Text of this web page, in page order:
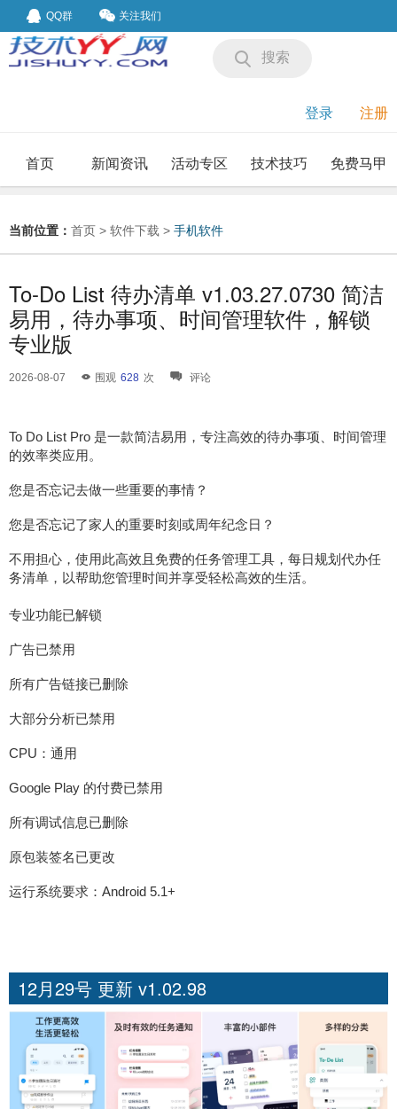
QQ群 关注我们
搜索
登录 注册
首页 新闻资讯 活动专区 技术技巧 免费马甲
当前位置： 首页 > 软件下载 > 手机软件
To-Do List 待办清单 v1.03.27.0730 简洁
易用，待办事项、时间管理软件，解锁
专业版
2026-08-07 围观 628 次 评论
To Do List Pro 是一款简洁易用，专注高效的待办事项、时间管理
的效率类应用。
您是否忘记去做一些重要的事情？
您是否忘记了家人的重要时刻或周年纪念日？
不用担心，使用此高效且免费的任务管理工具，每日规划代办任
务清单，以帮助您管理时间并享受轻松高效的生活。
专业功能已解锁
广告已禁用
所有广告链接已删除
大部分分析已禁用
CPU：通用
Google Play 的付费已禁用
所有调试信息已删除
原包装签名已更改
运行系统要求：Android 5.1+
12月29号 更新 v1.02.98